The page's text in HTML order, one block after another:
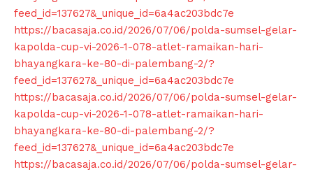
feed_id=137627&_unique_id=6a4ac203bdc7e
https://bacasaja.co.id/2026/07/06/polda-sumsel-gelar-
kapolda-cup-vi-2026-1-078-atlet-ramaikan-hari-
bhayangkara-ke-80-di-palembang-2/?
feed_id=137627&_unique_id=6a4ac203bdc7e
https://bacasaja.co.id/2026/07/06/polda-sumsel-gelar-
kapolda-cup-vi-2026-1-078-atlet-ramaikan-hari-
bhayangkara-ke-80-di-palembang-2/?
feed_id=137627&_unique_id=6a4ac203bdc7e
https://bacasaja.co.id/2026/07/06/polda-sumsel-gelar-